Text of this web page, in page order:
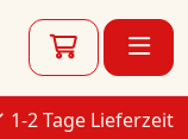
1-2 Tage Lieferzeit